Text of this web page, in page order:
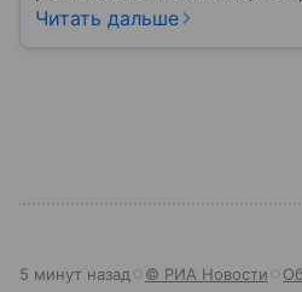
Персидскому заливу и
Читать дальше
5 минут назад © РИА Новости